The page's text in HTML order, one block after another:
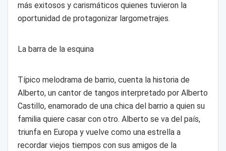
más exitosos y carismáticos quienes tuvieron la
oportunidad de protagonizar largometrajes.
La barra de la esquina
Típico melodrama de barrio, cuenta la historia de
Alberto, un cantor de tangos interpretado por Alberto
Castillo, enamorado de una chica del barrio a quien su
familia quiere casar con otro. Alberto se va del país,
triunfa en Europa y vuelve como una estrella a
recordar viejos tiempos con sus amigos de la